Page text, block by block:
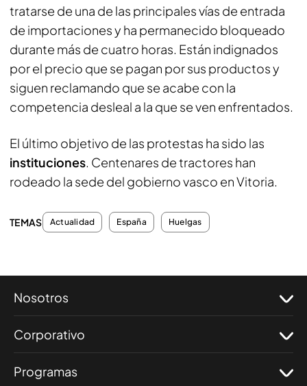
tratarse de una de las principales vías de entrada
de importaciones y ha permanecido bloqueado
durante más de cuatro horas. Están indignados
por el precio que se pagan por sus productos y
siguen reclamando que se acabe con la
competencia desleal a la que se ven enfrentados.
El último objetivo de las protestas ha sido las
instituciones. Centenares de tractores han
rodeado la sede del gobierno vasco en Vitoria.
TEMAS Actualidad España Huelgas
Nosotros
Corporativo
Programas